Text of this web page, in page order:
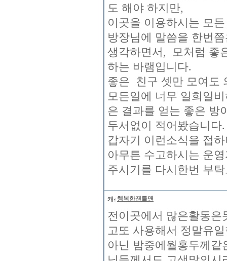
도 해야 하지만,
이곳을 이용하시는 모
방장님에 말씀을 한번
생각하면서, 모처럼 좋
하는 바램입니다.
좋은 친구 셋만 모여도
모든일에 너무 일희일
은 결과를 얻는 좋은 방
두서없이 적어봤습니다.
갑자기 이런소식을 접
아무튼 수고하시는 운
주시기를 다시한번 부
행복한잰틀맨
전이곳에서 많은활동
고또 사용해서 정말유
아닌 밤중에월홍두께